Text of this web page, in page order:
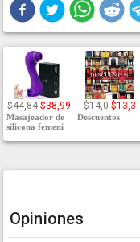
$44,84 $38,99
Masajeador de
silicona femeni
$14,0 $13,3
Descuentos
Opiniones